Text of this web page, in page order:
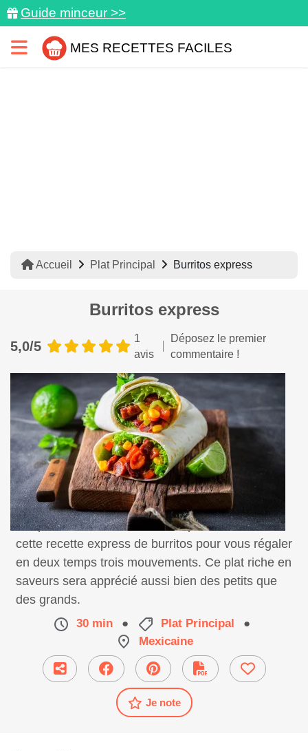
Guide minceur >>
MES RECETTES FACILES
Accueil Plat Principal Burritos express
Burritos express
5,0/5
1
avis
Déposez le premier
commentaire !
Adepte de la cuisine facile et rapide ? Découvrez
cette recette express de burritos pour vous régaler
en deux temps trois mouvements. Ce plat riche en
saveurs sera apprécié aussi bien des petits que
des grands.
30 min ● Plat Principal
●
Mexicaine
Je note